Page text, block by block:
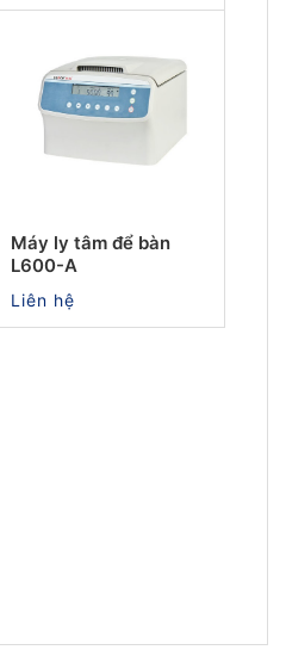
Máy ly tâm để bàn
L600-A
Liên hệ